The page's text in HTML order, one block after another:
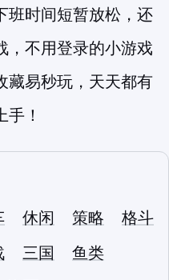
班时间短暂放松，还
，不用登录的小游戏
藏易秒玩，天天都有
！
休闲 策略
格斗
三国
鱼类